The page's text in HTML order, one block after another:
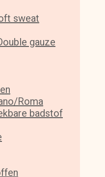
sweat
gauze
Roma
badstof